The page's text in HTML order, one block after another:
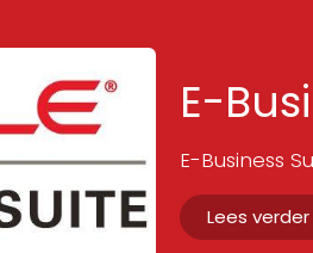
E-
E-Business
Lees verder